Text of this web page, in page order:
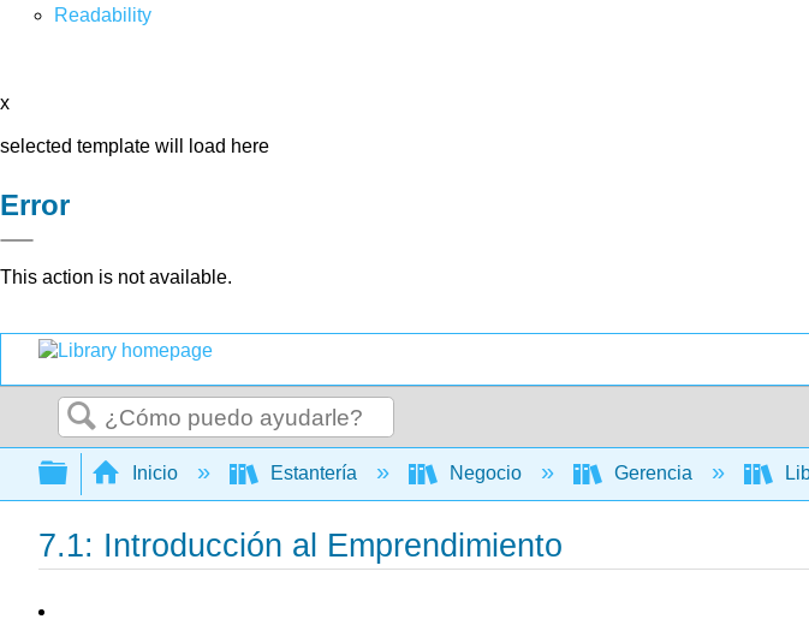
Readability
x
selected template will load here
Error
This action is not available.
Buscar
Expandir/contraer jerarquía global
Inicio Estantería Negocio Gerencia
7.1: Introducción al Emprendimiento